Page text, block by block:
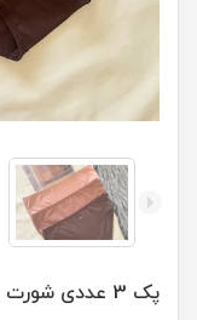
پک 3 عددی شورت اسلیپ کوزا